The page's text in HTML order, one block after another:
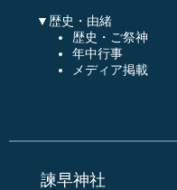
▼歴史・由緒
歴史・ご祭神
年中行事
メディア掲載
諫早神社